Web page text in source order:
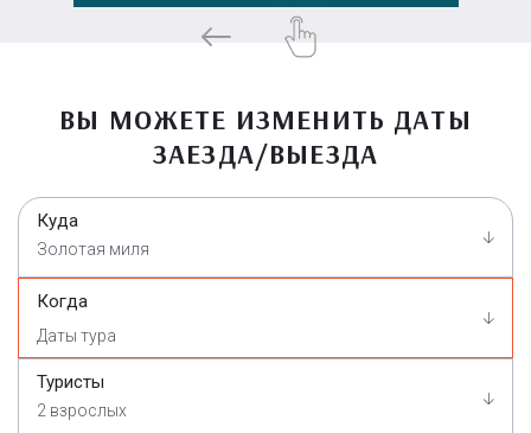
ВЫ МОЖЕТЕ ИЗМЕНИТЬ ДАТЫ
ЗАЕЗДА/ВЫЕЗДА
Куда
Золотая миля
Когда
Туристы
2 взрослых